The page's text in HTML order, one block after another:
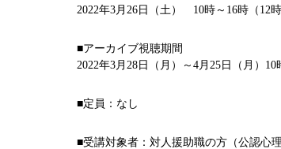
2022年3月26日（土） 10時～16時（12
■アーカイブ視聴期間
2022年3月28日（月）～4月25日（月）10
■定員：なし
■受講対象者：対人援助職の方（公認心